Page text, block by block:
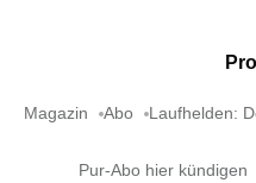
Magazin Abo Laufhelden:
Pur-Abo hier kündigen